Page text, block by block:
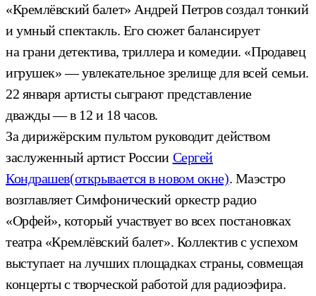
«Кремлёвский балет» Андрей Петров создал тонкий
и умный спектакль. Его сюжет балансирует
на грани детектива, триллера и комедии. «Продавец
игрушек» — увлекательное зрелище для всей семьи.
22 января артисты сыграют представление
дважды — в 12 и 18 часов.
За дирижёрским пультом руководит действом
заслуженный артист России Сергей
Кондрашев(открывается в новом окне). Маэстро
возглавляет Симфонический оркестр радио
«Орфей», который участвует во всех постановках
театра «Кремлёвский балет». Коллектив с успехом
выступает на лучших площадках страны, совмещая
концерты с творческой работой для радиоэфира.